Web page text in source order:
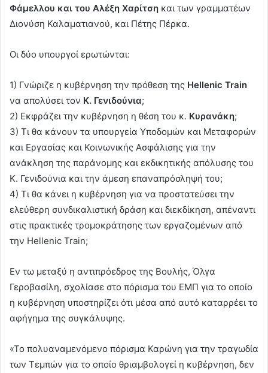
Φάμελλου και του Αλέξη Χαρίτση και των γραμματέων
Διονύση Καλαματιανού, και Πέτης Πέρκα.
Οι δύο υπουργοί ερωτώνται:
1) Γνώριζε η κυβέρνηση την πρόθεση της Hellenic Train
να απολύσει τον Κ. Γενιδούνια;
2) Εκφράζει την κυβέρνηση η θέση του κ. Κυρανάκη;
3) Τι θα κάνουν τα υπουργεία Υποδομών και Μεταφορών
και Εργασίας και Κοινωνικής Ασφάλισης για την
ανάκληση της παράνομης και εκδικητικής απόλυσης του
Κ. Γενιδούνια και την άμεση επαναπρόσληψή του;
4) Τι θα κάνει η κυβέρνηση για να προστατεύσει την
ελεύθερη συνδικαλιστική δράση και διεκδίκηση, απέναντι
στις πρακτικές τρομοκράτησης των εργαζομένων από
την Hellenic Train;
Εν τω μεταξύ η αντιπρόεδρος της Βουλής, Όλγα
Γεροβασίλη, σχολίασε στο πόρισμα του ΕΜΠ για το οποίο
η κυβέρνηση υποστηρίζει ότι μέσα από αυτό καταρρέει το
αφήγημα της συγκάλυψης.
«Το πολυαναμενόμενο πόρισμα Καρώνη για την τραγωδία
των Τεμπών για το οποίο θριαμβολογεί η κυβέρνηση, δεν